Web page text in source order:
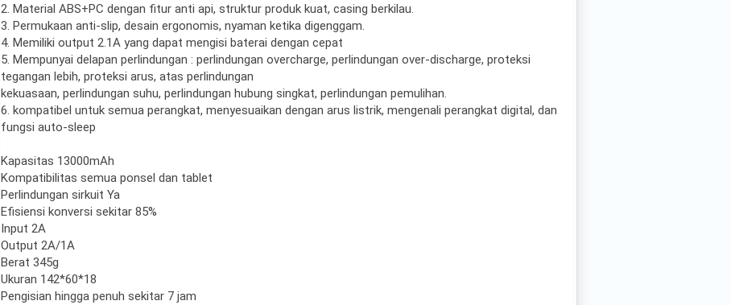
2. Material ABS+PC dengan fitur anti api, struktur produk kuat, casing berkilau.
3. Permukaan anti-slip, desain ergonomis, nyaman ketika digenggam.
4. Memiliki output 2.1A yang dapat mengisi baterai dengan cepat
5. Mempunyai delapan perlindungan : perlindungan overcharge, perlindungan over-discharge, proteksi
tegangan lebih, proteksi arus, atas perlindungan
kekuasaan, perlindungan suhu, perlindungan hubung singkat, perlindungan pemulihan.
6. kompatibel untuk semua perangkat, menyesuaikan dengan arus listrik, mengenali perangkat digital, dan
fungsi auto-sleep
Kapasitas 13000mAh
Kompatibilitas semua ponsel dan tablet
Perlindungan sirkuit Ya
Efisiensi konversi sekitar 85%
Input 2A
Output 2A/1A
Berat 345g
Ukuran 142*60*18
Pengisian hingga penuh sekitar 7 jam